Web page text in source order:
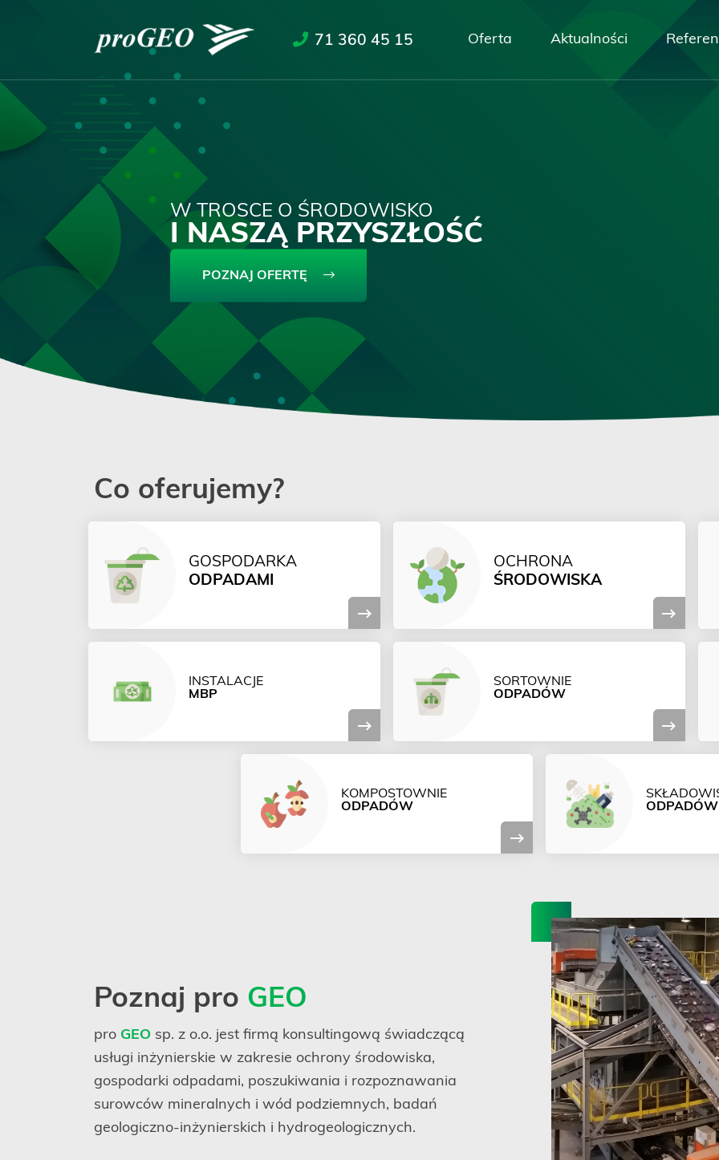
71 360 45 15 Oferta Aktualności
W TROSCE O ŚRODOWISKO
I NASZĄ PRZYSZŁOŚĆ
POZNAJ OFERTĘ
Co oferujemy?
GOSPODARKA
ODPADAMI
OCHRONA
ŚRODOWISKA
INSTALACJE
MBP
SORTOWNIE
ODPADÓW
KOMPOSTOWNIE
ODPADÓW
ODPADÓW
Poznaj pro GEO
pro GEO sp. z o.o. jest firmą konsultingową świadczącą
usługi inżynierskie w zakresie ochrony środowiska,
gospodarki odpadami, poszukiwania i rozpoznawania
surowców mineralnych i wód podziemnych, badań
geologiczno-inżynierskich i hydrogeologicznych.